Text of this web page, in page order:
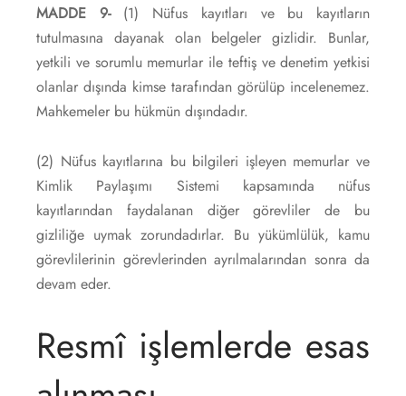
MADDE 9- (1) Nüfus kayıtları ve bu kayıtların
tutulmasına dayanak olan belgeler gizlidir. Bunlar,
yetkili ve sorumlu memurlar ile teftiş ve denetim yetkisi
olanlar dışında kimse tarafından görülüp incelenemez.
Mahkemeler bu hükmün dışındadır.
(2) Nüfus kayıtlarına bu bilgileri işleyen memurlar ve
Kimlik Paylaşımı Sistemi kapsamında nüfus
kayıtlarından faydalanan diğer görevliler de bu
gizliliğe uymak zorundadırlar. Bu yükümlülük, kamu
görevlilerinin görevlerinden ayrılmalarından sonra da
devam eder.
Resmî işlemlerde esas